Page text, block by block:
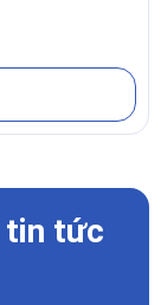
tin tức